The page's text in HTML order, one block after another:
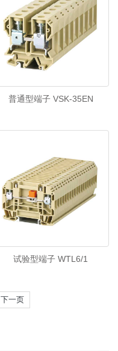
普通型端子 VSK-35EN
试验型端子 WTL6/1
下一页